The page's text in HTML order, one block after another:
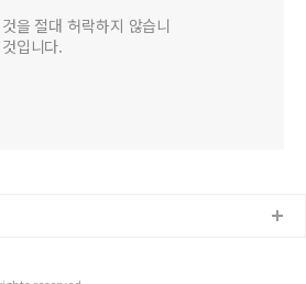
을 절대 허락하지 않습니
입니다.